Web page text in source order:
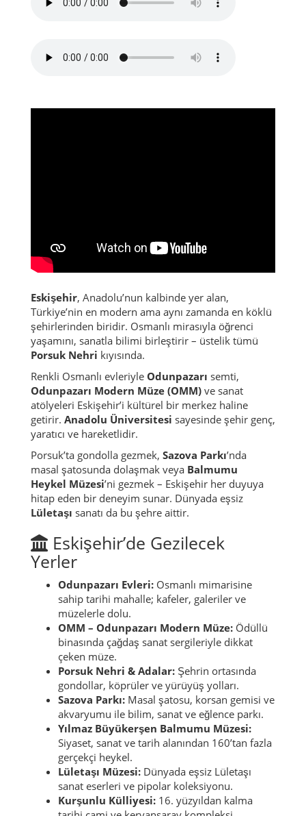
Eskişehir, Anadolu’nun kalbinde yer alan,
Türkiye’nin en modern ama aynı zamanda en köklü
şehirlerinden biridir. Osmanlı mirasıyla öğrenci
yaşamını, sanatla bilimi birleştirir – üstelik tümü
Porsuk Nehri kıyısında.
Renkli Osmanlı evleriyle Odunpazarı semti,
Odunpazarı Modern Müze (OMM) ve sanat
atölyeleri Eskişehir’i kültürel bir merkez haline
getirir. Anadolu Üniversitesi sayesinde şehir genç,
yaratıcı ve hareketlidir.
Porsuk’ta gondolla gezmek, Sazova Parkı’nda
masal şatosunda dolaşmak veya Balmumu
Heykel Müzesi’ni gezmek – Eskişehir her duyuya
hitap eden bir deneyim sunar. Dünyada eşsiz
Lületaşı sanatı da bu şehre aittir.
Eskişehir’de Gezilecek
Yerler
Odunpazarı Evleri: Osmanlı mimarisine
sahip tarihi mahalle; kafeler, galeriler ve
müzelerle dolu.
OMM – Odunpazarı Modern Müze: Ödüllü
binasında çağdaş sanat sergileriyle dikkat
çeken müze.
Porsuk Nehri & Adalar: Şehrin ortasında
gondollar, köprüler ve yürüyüş yolları.
Sazova Parkı: Masal şatosu, korsan gemisi ve
akvaryumu ile bilim, sanat ve eğlence parkı.
Yılmaz Büyükerşen Balmumu Müzesi:
Siyaset, sanat ve tarih alanından 160’tan fazla
gerçekçi heykel.
Lületaşı Müzesi: Dünyada eşsiz Lületaşı
sanat eserleri ve pipolar koleksiyonu.
Kurşunlu Külliyesi: 16. yüzyıldan kalma